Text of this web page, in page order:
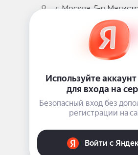
г. Москва, 5-я
2009 - 2026 ©Pink-